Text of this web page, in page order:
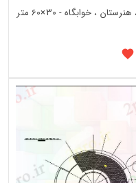
دانلود نقشه دانشگاه ، آموزشکده ، مدرسه ، هنرستان ، خوابگاه - 30×60 متر